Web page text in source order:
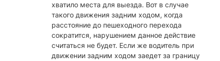
хватило места для выезда. Вот в случае
такого движения задним ходом, когда
расстояние до пешеходного перехода
сократится, нарушением данное действие
считаться не будет. Если же водитель при
движении задним ходом заедет за границу